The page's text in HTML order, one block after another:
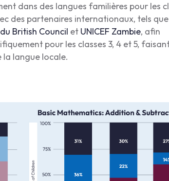
dans des langues familières pour les
des partenaires internationaux, tels que
British Council et UNICEF Zambie, afin
pour les classes 3, 4 et 5,
la langue locale.